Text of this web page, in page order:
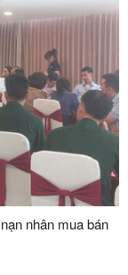
nhân mua bán